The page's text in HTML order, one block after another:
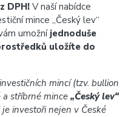
DPH! V naší nabídce
mince „Český lev“
umožní jednoduše
uložíte do
mincí (tzv. bullion
a stříbrné mince „Český lev“
investoři nejen v České